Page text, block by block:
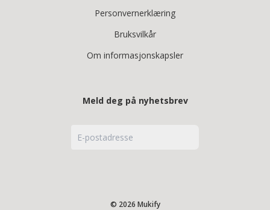
Personvernerklæring
Bruksvilkår
Om informasjonskapsler
Meld deg på nyhetsbrev
© 2026 Mukify